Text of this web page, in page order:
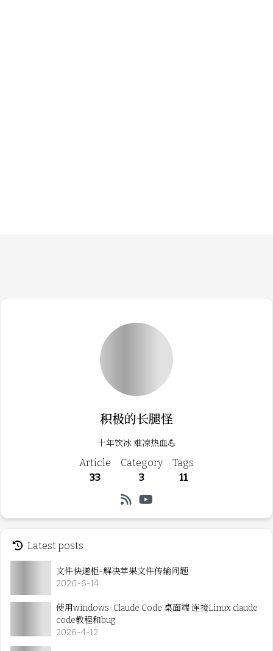
Loading...
积极的长腿怪
十年饮冰 难凉热血💪
Article
33
Category
3
Tags
11
Latest posts
文件快递柜-解决苹果文件传输问题
2026-6-14
使用windows-Claude Code 桌面端 连接Linux claude
code教程和bug
2026-4-12